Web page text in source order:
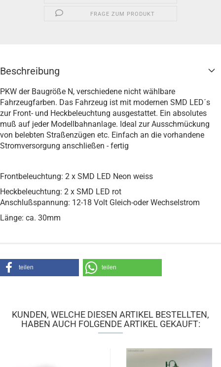
FRAGE ZUM PRODUKT
Beschreibung
PKW der Baugröße N, verschiedene nicht wählbare
Fahrzeugfarben. Das Fahrzeug ist mit modernen SMD LED´s
zur Front- und Heckbeleuchtung ausgestattet. Ein absolutes
muß auf jeder Modellbahnanlage. Ideal zur Ausschmückung
von belebten Straßenzügen etc. Einfach an die vorhandene
Stromversorgung anschließen - fertig
Frontbeleuchtung: 2 x SMD LED Neon weiss
Heckbeleuchtung: 2 x SMD LED rot
Anschlußspannung: 12-18 Volt Gleich-oder Wechselstrom
Länge: ca. 30mm
teilen teilen
KUNDEN, WELCHE DIESEN ARTIKEL BESTELLTEN,
HABEN AUCH FOLGENDE ARTIKEL GEKAUFT: